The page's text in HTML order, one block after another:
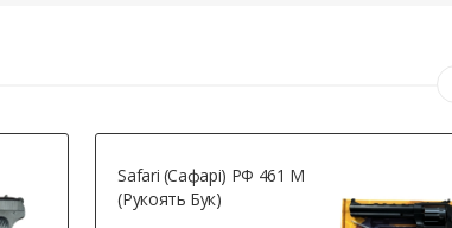
Safari (Сафарі) РФ 461 М
(рукоять Бук)